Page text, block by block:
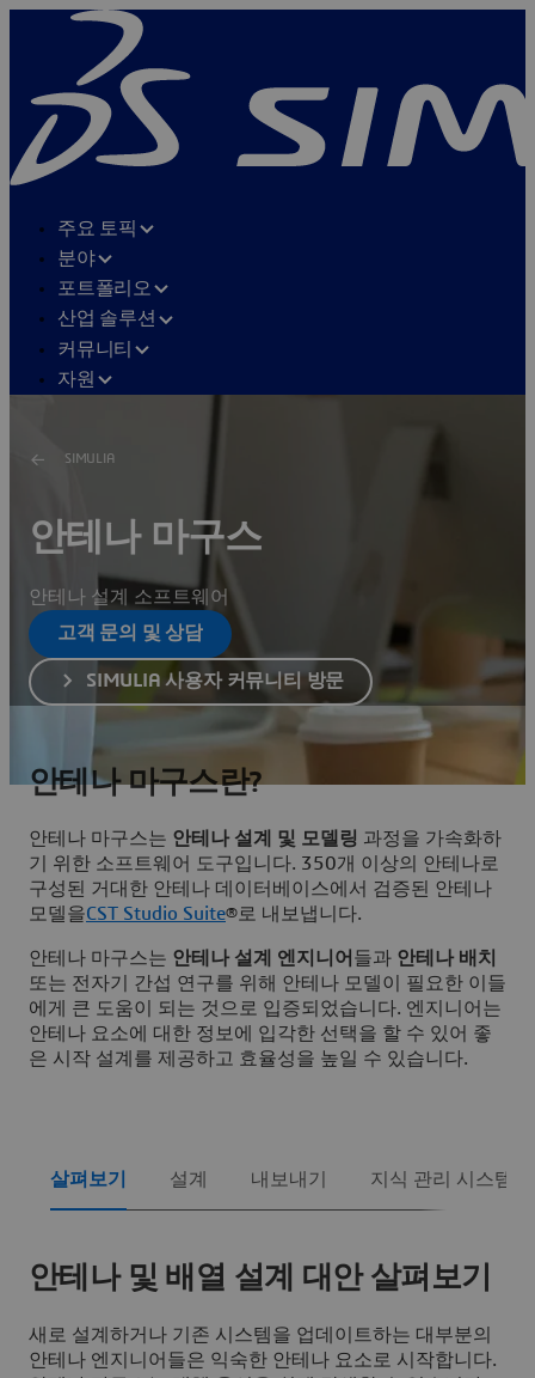
주요 토픽
분야
포트폴리오
산업 솔루션
커뮤니티
자원
SIMULIA
안테나 마구스
안테나 설계 소프트웨어
고객 문의 및 상담
SIMULIA 사용자 커뮤니티 방문
안테나 마구스란?
안테나 마구스는 안테나 설계 및 모델링 과정을 가속화하
기 위한 소프트웨어 도구입니다. 350개 이상의 안테나로
구성된 거대한 안테나 데이터베이스에서 검증된 안테나
모델을CST Studio Suite®로 내보냅니다.
안테나 마구스는 안테나 설계 엔지니어 들과 안테나 배치
또는 전자기 간섭 연구를 위해 안테나 모델이 필요한 이들
에게 큰 도움이 되는 것으로 입증되었습니다. 엔지니어는
안테나 요소에 대한 정보에 입각한 선택을 할 수 있어 좋
은 시작 설계를 제공하고 효율성을 높일 수 있습니다.
살펴보기 설계 내보내기 지식 관리 시스템
안테나 및 배열 설계 대안 살펴보기
새로 설계하거나 기존 시스템을 업데이트하는 대부분의
안테나 엔지니어들은 익숙한 안테나 요소로 시작합니다.